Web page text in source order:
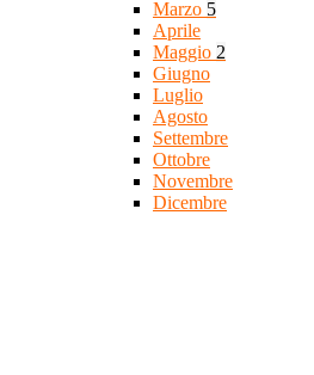
Marzo 5
Aprile
Maggio 2
Giugno
Luglio
Agosto
Settembre
Ottobre
Novembre
Dicembre